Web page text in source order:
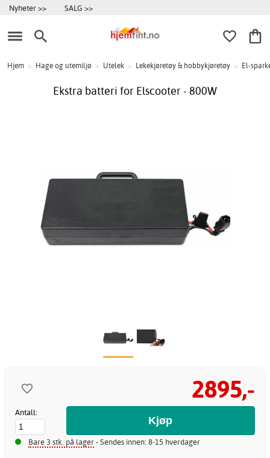
Nyheter >> SALG >>
Hjem > Hage og utemiljø > Utelek > Lekekjøretøy & hobbykjøretøy > El-
Ekstra batteri for Elscooter - 800W
2895,-
Antall:
Bare 3 stk. på lager- Sendes innen: 8-15 hverdager